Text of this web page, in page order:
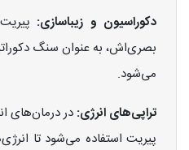
دکوراسیون و زیباسازی:
بصری‌اش، به عنوان سنگ
می‌شود.
تراپی‌های انرژی: در درمان‌های
پیریت استفاده می‌شود تا